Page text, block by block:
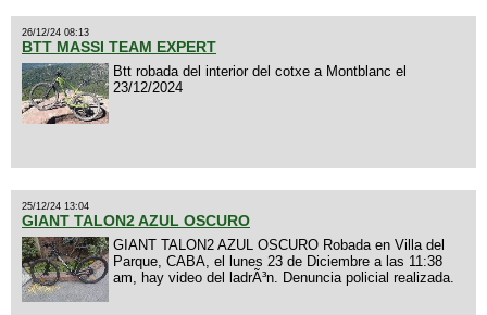
26/12/24 08:13
BTT MASSI TEAM EXPERT
Btt robada del interior del cotxe a Montblanc el
23/12/2024
25/12/24 13:04
GIANT TALON2 AZUL OSCURO
GIANT TALON2 AZUL OSCURO Robada en Villa del
Parque, CABA, el lunes 23 de Diciembre a las 11:38
am, hay video del ladrÃ³n. Denuncia policial realizada.